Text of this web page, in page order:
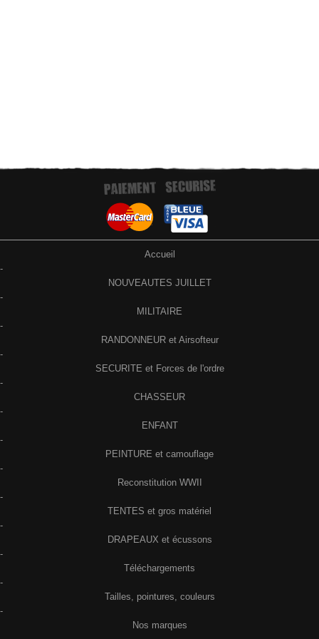
Accueil
-
NOUVEAUTES JUILLET
-
MILITAIRE
-
RANDONNEUR et Airsofteur
-
SECURITE et Forces de l'ordre
-
CHASSEUR
-
ENFANT
-
PEINTURE et camouflage
-
Reconstitution WWII
-
TENTES et gros matériel
-
DRAPEAUX et écussons
-
Téléchargements
-
Tailles, pointures, couleurs
-
Nos marques